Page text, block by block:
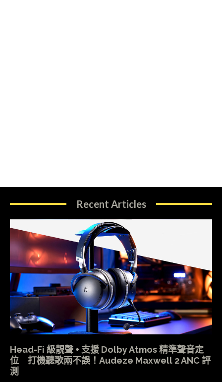
Recent Articles
Head-Fi 級靚聲 + 支援 Dolby Atmos 精準聲音定
位 打機聽歌兩不誤！Audeze Maxwell 2 ANC 評
測